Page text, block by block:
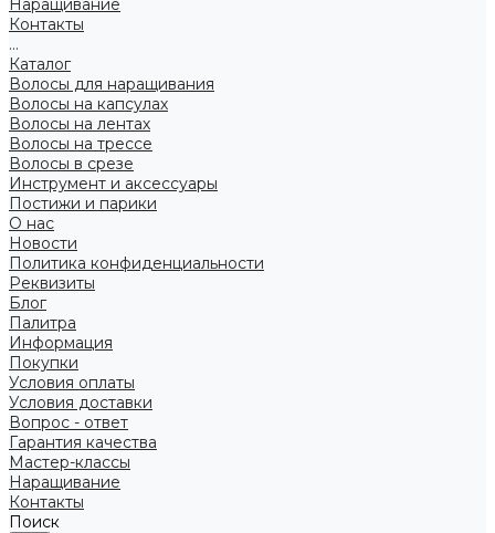
Наращивание
Контакты
...
Каталог
Волосы для наращивания
Волосы на капсулах
Волосы на лентах
Волосы на трессе
Волосы в срезе
Инструмент и аксессуары
Постижи и парики
О нас
Новости
Политика конфиденциальности
Реквизиты
Блог
Палитра
Информация
Покупки
Условия оплаты
Условия доставки
Вопрос - ответ
Гарантия качества
Мастер-классы
Наращивание
Контакты
Поиск